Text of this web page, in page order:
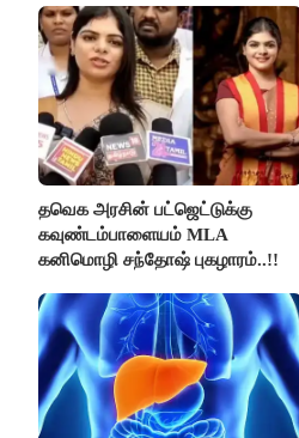
தவெக அரசின் பட்ஜெட்டுக்கு
கவுண்டம்பாளையம் MLA
கனிமொழி சந்தோஷ் புகழாரம்..!!